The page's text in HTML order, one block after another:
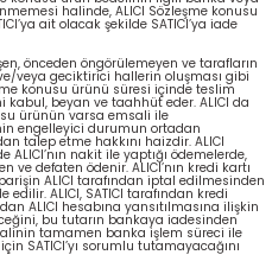
halinde, ALICI Sözleşme konusu
ait olacak şekilde SATICI’ya iade
önceden öngörülemeyen ve tarafların
veya geciktirici hallerin oluşması gibi
konusu ürünü süresi içinde teslim
kabul, beyan ve taahhüt eder. ALICI da
ürünün varsa emsali ile
engelleyici durumun ortadan
talep etme hakkını haizdir. ALICI
nakit ile yaptığı ödemelerde,
ve defaten ödenir. ALICI’nın kredi kartı
ALICI tarafından iptal edilmesinden
ALICI, SATICI tarafından kredi
ALICI hesabına yansıtılmasına ilişkin
bu tutarın bankaya iadesinden
tamamen banka işlem süreci ile
SATICI’yı sorumlu tutamayacağını